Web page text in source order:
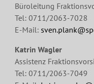
Büroleitung
Tel: 0711/2063-7028
E-Mail:
Katrin Wagler
Assistenz
Tel: 0711/2063-7049